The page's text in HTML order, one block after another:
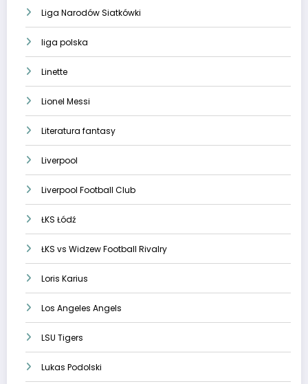
Liga Narodów Siatkówki
liga polska
Linette
Lionel Messi
Literatura fantasy
Liverpool
Liverpool Football Club
ŁKS Łódź
ŁKS vs Widzew Football Rivalry
Loris Karius
Los Angeles Angels
LSU Tigers
Lukas Podolski